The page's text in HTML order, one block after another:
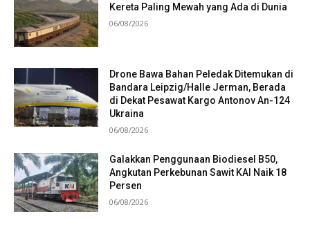
Kereta Paling Mewah yang Ada di Dunia
06/08/2026
Drone Bawa Bahan Peledak Ditemukan di
Bandara Leipzig/Halle Jerman, Berada
di Dekat Pesawat Kargo Antonov An-124
Ukraina
06/08/2026
Galakkan Penggunaan Biodiesel B50,
Angkutan Perkebunan Sawit KAI Naik 18
Persen
06/08/2026